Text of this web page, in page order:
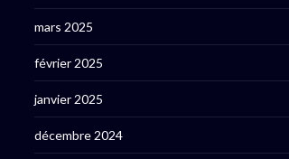
mars 2025
février 2025
janvier 2025
décembre 2024